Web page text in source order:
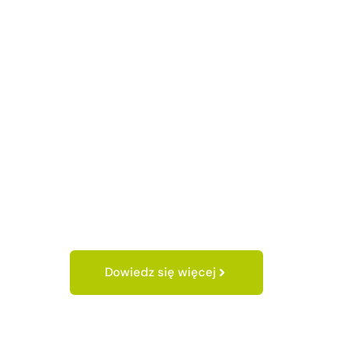
Dowiedz się więcej